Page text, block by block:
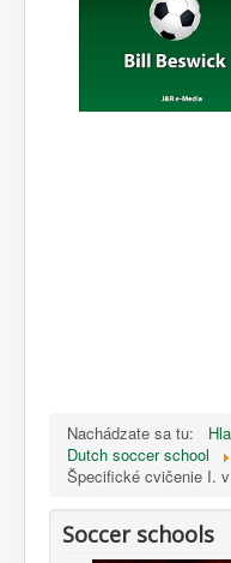
Nachádzate sa tu:
Dutch soccer school
Špecifické cvičenie I.
Soccer schools